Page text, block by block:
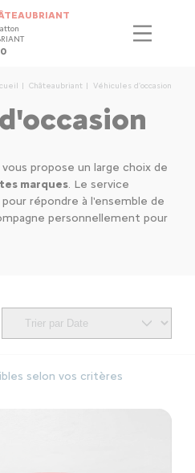
Châteaubriant Véhicules d'occasion
propose un large choix de
marques. Le service
répondre à l'ensemble de
personnellement pour
selon vos critères